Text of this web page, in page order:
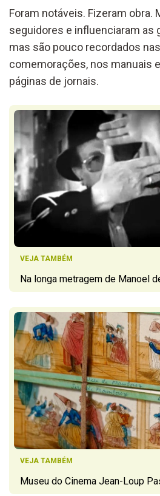
Foram notáveis. Fizeram obra.
seguidores e influenciaram as
mas são pouco recordados
comemorações, nos manuais
páginas de jornais.
VEJA TAMBÉM
Na longa metragem de Manoel
VEJA TAMBÉM
Museu do Cinema Jean-Loup